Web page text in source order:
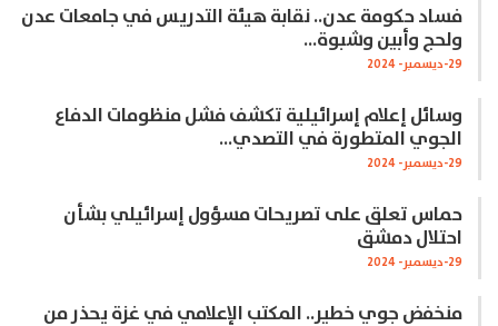
فساد حكومة عدن.. نقابة هيئة التدريس في جامعات عدن
ولحج وأبين وشبوة…
29-ديسمبر- 2024
وسائل إعلام إسرائيلية تكشف فشل منظومات الدفاع
الجوي المتطورة في التصدي…
29-ديسمبر- 2024
حماس تعلق على تصريحات مسؤول إسرائيلي بشأن
احتلال دمشق
29-ديسمبر- 2024
منخفض جوي خطير.. المكتب الإعلامي في غزة يحذر من